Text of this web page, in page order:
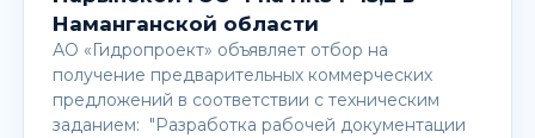
Наманганской области
АО «Гидропроект» объявляет отбор на
получение предварительных коммерческих
предложений в соответствии с техническим
заданием: "Разработка рабочей документации